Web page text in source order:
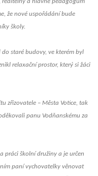
a hlavně pedagogům
že nové uspořádání bude
školy.
staré budovy, ve kterém byl
relaxační prostor, který si žáci
zřizovatele – Města Votice, tak
panu Vodňanskému za
práci školní družiny a je určen
paní vychovatelky věnovat